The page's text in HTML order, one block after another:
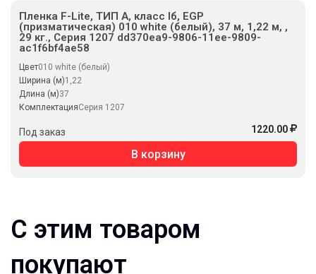
Пленка F-Lite, ТИП А, класс Iб, EGP
(призматическая) 010 white (белый), 37 м, 1,22 м, ,
29 кг., Серия 1207 dd370ea9-9806-11ee-9809-
ac1f6bf4ae58
Цвет010 white (белый)
Ширина (м)1,22
Длина (м)37
КомплектацияСерия 1207
Под заказ 1220.00
В корзину
С этим товаром
покупают